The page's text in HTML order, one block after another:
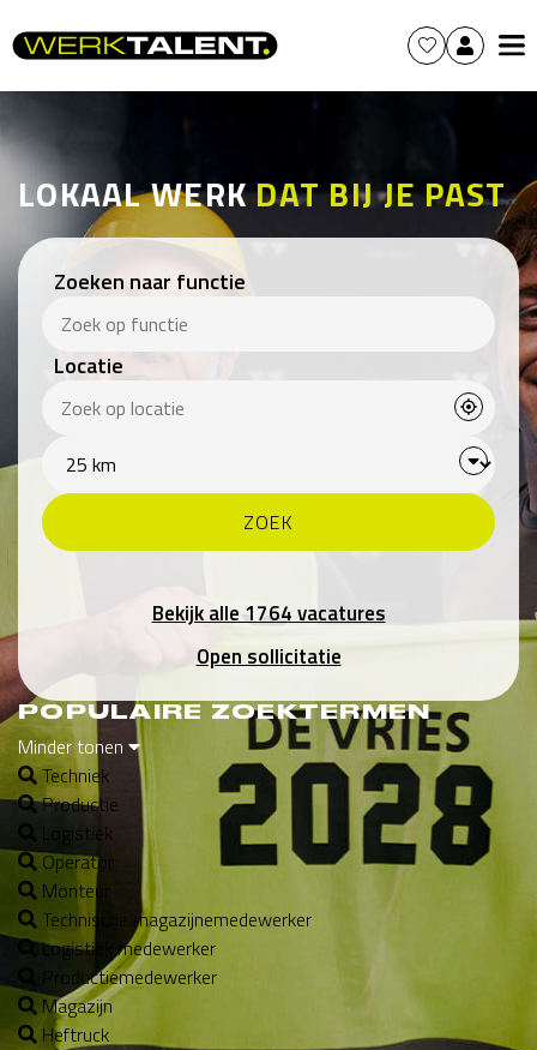
LOKAAL WERKDAT BIJ JE PAST
Zoeken naar functie
Locatie
Bekijk alle 1764 vacatures
Open sollicitatie
POPULAIRE ZOEKTERMEN
Minder tonen
Techniek
Productie
Logistiek
Operator
Monteur
Technische magazijnemedewerker
Logistiek medewerker
Productiemedewerker
Magazijn
Heftruck